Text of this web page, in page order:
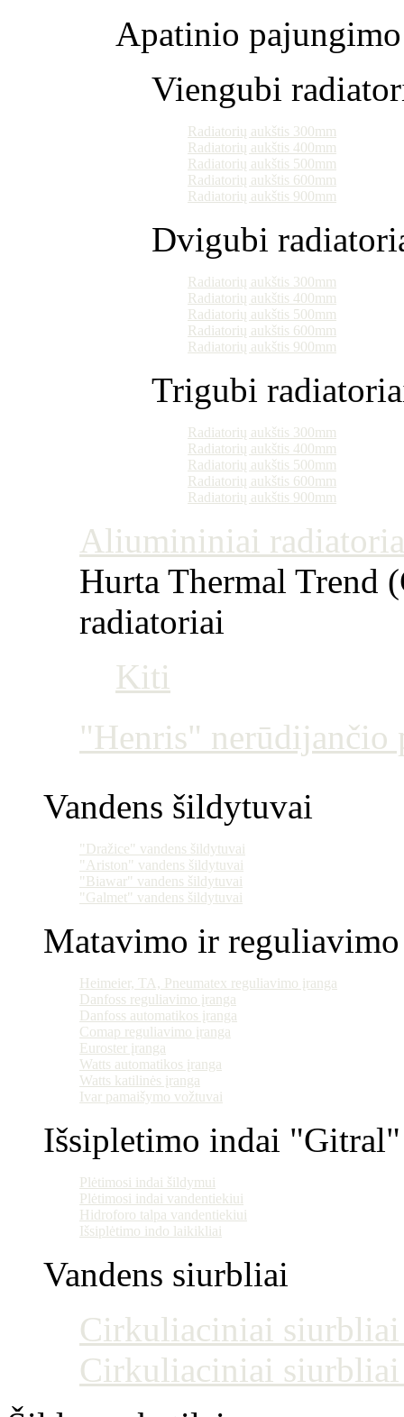
Apatinio
Viengubi
Radiatorių aukštis 300mm
Radiatorių aukštis 400mm
Radiatorių aukštis 500mm
Radiatorių aukštis 600mm
Radiatorių aukštis 900mm
Dvigubi
Radiatorių aukštis 300mm
Radiatorių aukštis 400mm
Radiatorių aukštis 500mm
Radiatorių aukštis 600mm
Radiatorių aukštis 900mm
Trigubi
Radiatorių aukštis 300mm
Radiatorių aukštis 400mm
Radiatorių aukštis 500mm
Radiatorių aukštis 600mm
Radiatorių aukštis 900mm
Aliumininiai
Hurta Thermal Trend
radiatoriai
Kiti
"Henris" nerūdijančio
Vandens šildytuvai
"Dražice" vandens šildytuvai
"Ariston" vandens šildytuvai
"Biawar" vandens šildytuvai
"Galmet" vandens šildytuvai
Matavimo ir
Heimeier, TA, Pneumatex reguliavimo įranga
Danfoss reguliavimo įranga
Danfoss automatikos įranga
Comap reguliavimo įranga
Euroster įranga
Watts automatikos įranga
Watts katilinės įranga
Ivar pamaišymo vožtuvai
Išsipletimo indai
Plėtimosi indai šildymui
Plėtimosi indai vandentiekiui
Hidroforo talpa vandentiekiui
Išsiplėtimo indo laikikliai
Vandens siurbliai
Cirkuliaciniai
Cirkuliaciniai